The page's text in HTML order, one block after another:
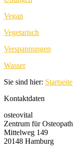
Vegan
Vegetarisch
Verspannungen
Wasser
Sie sind hier: Startseite
Kontaktdaten
osteovital
Zentrum für
Mittelweg 149
20148 Hamburg